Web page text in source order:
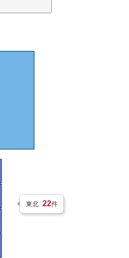
東北 22件